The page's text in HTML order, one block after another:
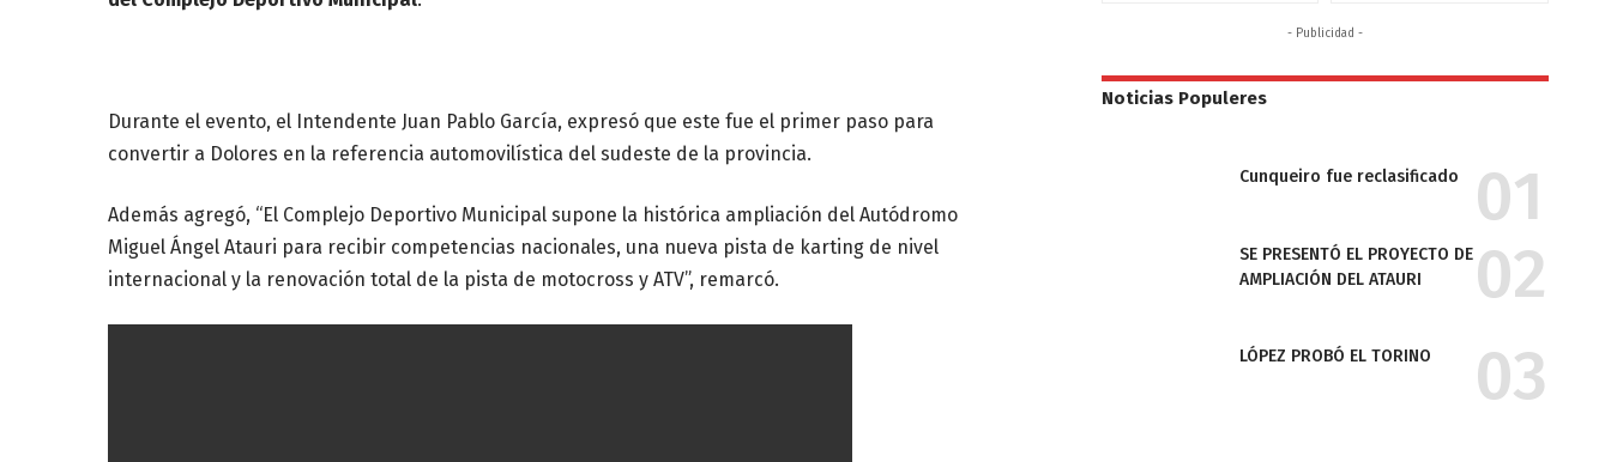
Durante el evento, el Intendente Juan Pablo García, expresó que este fue el primer paso para
convertir a Dolores en la referencia automovilística del sudeste de la provincia.
Además agregó, “El Complejo Deportivo Municipal supone la histórica ampliación del Autódromo
Miguel Ángel Atauri para recibir competencias nacionales, una nueva pista de karting de nivel
internacional y la renovación total de la pista de motocross y ATV”, remarcó.
- Publicidad -
Noticias Populeres
Cunqueiro fue reclasificado
SE PRESENTÓ EL PROYECTO DE
AMPLIACIÓN DEL ATAURI
LÓPEZ PROBÓ EL TORINO